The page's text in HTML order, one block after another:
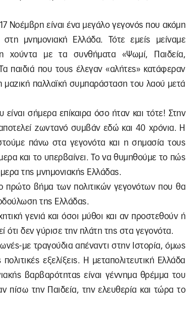
Νοέμβρη είναι ένα μεγάλο γεγονός που ακόμη
μνημονιακή Ελλάδα. Τότε εμείς μείναμε
χούντα με τα συνθήματα «Ψωμί, Παιδεία,
παιδιά που τους έλεγαν «αλήτες» κατάφεραν
παλλαϊκή συμπαράσταση του λαού μετά
σήμερα επίκαιρα όσο ήταν και τότε! Στην
ζωντανό συμβάν εδώ και 40 χρόνια. Η
πάνω στα γεγονότα και η σημασία τους
και το υπερβαίνει. Το να θυμηθούμε το πώς
της μνημονιακής Ελλάδας.
πρώτο βήμα των πολιτικών γεγονότων που θα
της Ελλάδας.
γενιά και όσοι μύθοι και αν προστεθούν ή
ότι δεν γύρισε την πλάτη της στα γεγονότα.
με τραγούδια απέναντι στην Ιστορία, όμως
εξελίξεις. Η μεταπολιτευτική Ελλάδα
βαρβαρότητας είναι γέννημα θρέμμα του
πίσω την Παιδεία, την ελευθερία και τώρα το